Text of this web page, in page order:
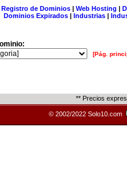
Registro de Dominios| Web Hosting |
Dominios Expirados | Industrias |
[Pág.
** Precios
© 2002/2022 Solo10.com